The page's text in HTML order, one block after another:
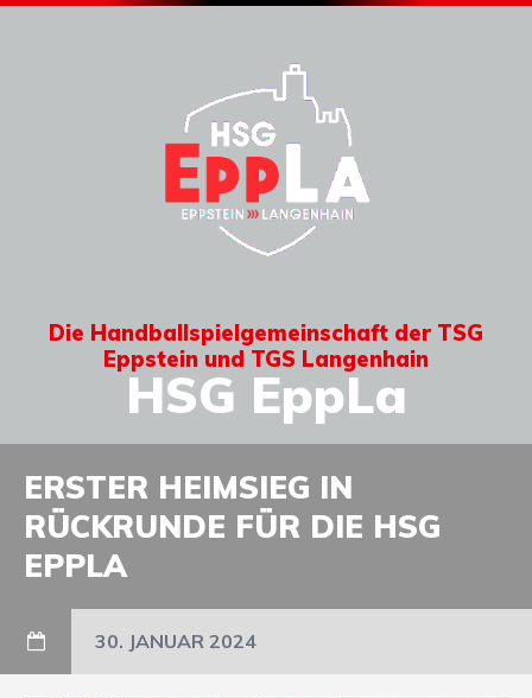
Die Handballspielgemeinschaft der TSG
Eppstein und TGS Langenhain
HSG EppLa
ERSTER HEIMSIEG IN
RÜCKRUNDE FÜR DIE HSG
EPPLA
30. JANUAR 2024